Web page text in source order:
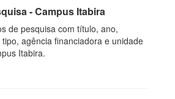
- Campus Itabira
de pesquisa com título, ano,
agência financiadora e unidade
Itabira.